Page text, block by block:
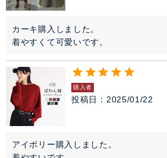
カーキ購入しました。
着やすくて可愛いです。
購入者
投稿日 2025/01/22
アイボリー購入しました。